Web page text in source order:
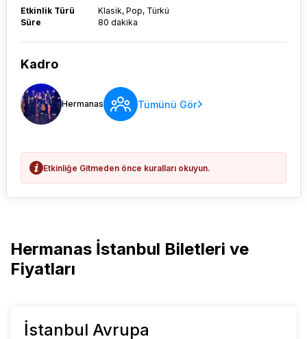
Etkinlik Türü
Klasik, Pop, Türkü
Süre
80 dakika
Kadro
Hermanas Tümünü Gör
Etkinliğe Gitmeden önce kuralları okuyun.
Hermanas İstanbul Biletleri ve
Fiyatları
İstanbul Avrupa